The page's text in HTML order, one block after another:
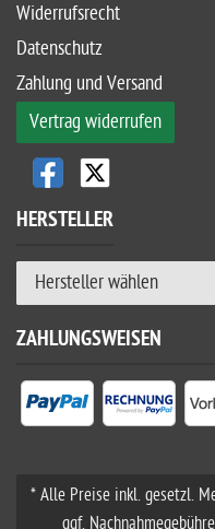
Widerrufsrecht
Datenschutz
Zahlung und Versand
Vertrag widerrufen
HERSTELLER
Hersteller wählen
ZAHLUNGSWEISEN
* Alle Preise inkl. gesetzl.
ggf.